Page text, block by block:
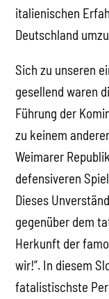
italienischen
Deutschland
Sich zu unseren
gesellend waren
Führung der
zu keinem
Weimarer
defensiveren
Dieses
gegenüber dem
Herkunft der
wir!”. In diesem
fatalistischste